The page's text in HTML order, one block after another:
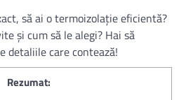
să ai o termoizolație eficientă?
și cum să le alegi? Hai să
detaliile care contează!
Rezumat: